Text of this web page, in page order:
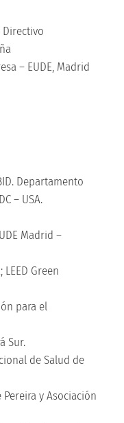
– EUDE, Madrid
Departamento
– USA.
Madrid –
Green
para el
Sur.
de Salud de
y Asociación